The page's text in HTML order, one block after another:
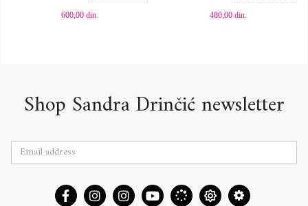
600,00 din. 480,00din.
Shop Sandra Drinčić newsletter